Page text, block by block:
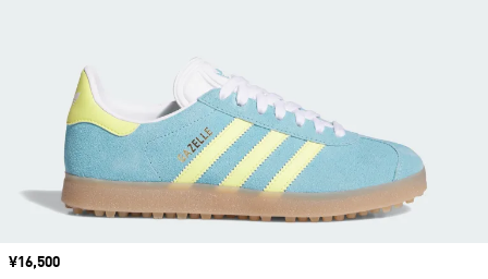
価格
¥16,500